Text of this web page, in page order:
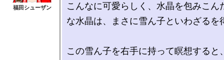
こんなに可愛らしく、水晶を包みこん
な水晶は、まさに雪ん子といわざるを
この雪ん子を右手に持って瞑想すると